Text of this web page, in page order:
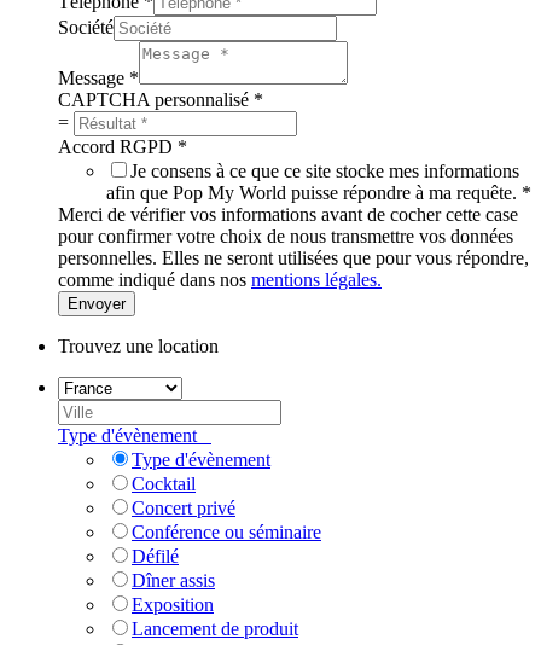
Société
Message *
CAPTCHA personnalisé *
=
Accord RGPD *
Je consens à ce que ce site stocke mes informations
afin que Pop My World puisse répondre à ma requête. *
Merci de vérifier vos informations avant de cocher cette case
pour confirmer votre choix de nous transmettre vos données
personnelles. Elles ne seront utilisées que pour vous répondre,
comme indiqué dans nos mentions légales.
Envoyer
Trouvez une location
Type d'évènement
Type d'évènement
Cocktail
Concert privé
Conférence ou séminaire
Défilé
Dîner assis
Exposition
Lancement de produit